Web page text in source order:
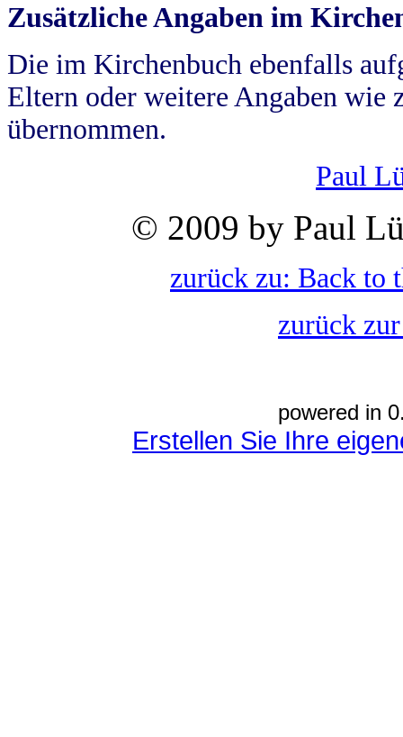
Zusätzliche Angaben im
Die im Kirchenbuch ebenfalls
Eltern oder weitere Angaben wie
übernommen.
Paul
© 2009 by Paul
zurück zu: Back to
zurück
powered in
Erstellen Sie Ihre